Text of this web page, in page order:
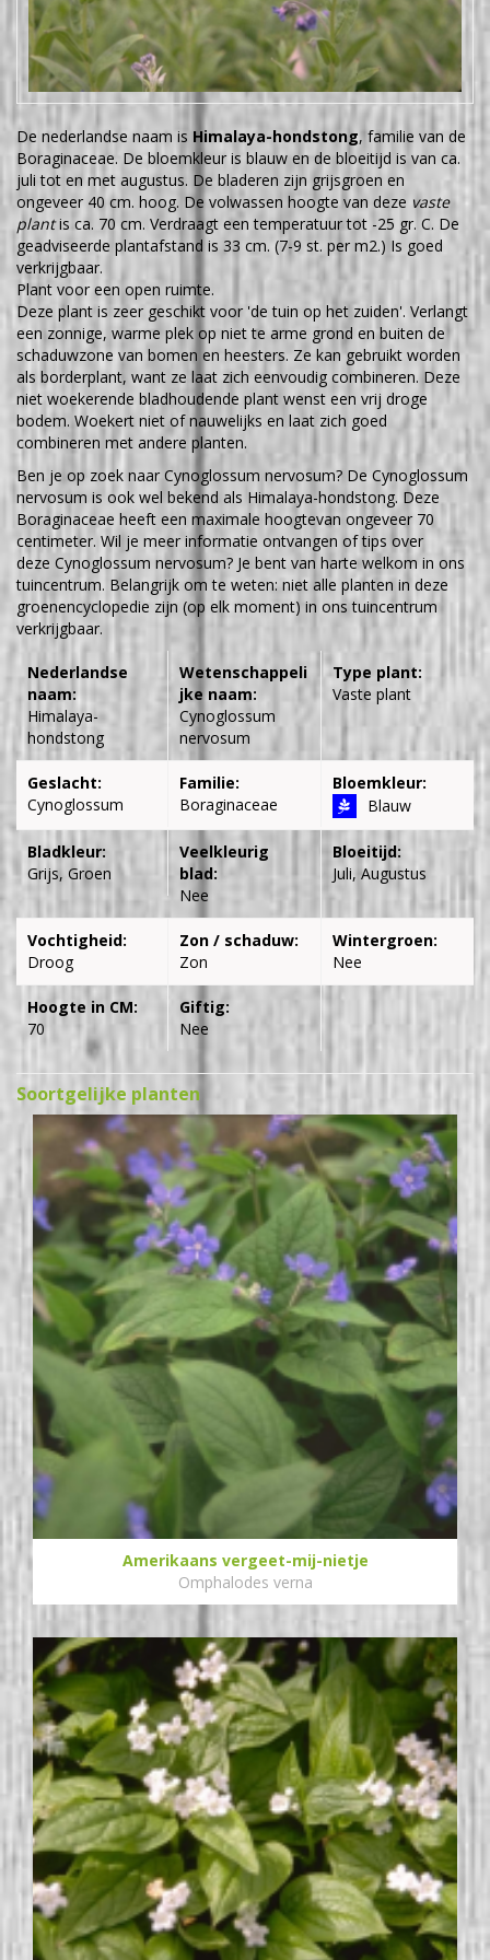
De nederlandse naam is Himalaya-hondstong, familie van de
Boraginaceae. De bloemkleur is blauw en de bloeitijd is van ca.
juli tot en met augustus. De bladeren zijn grijsgroen en
ongeveer 40 cm. hoog. De volwassen hoogte van deze vaste
plantis ca. 70 cm. Verdraagt een temperatuur tot -25 gr. C. De
geadviseerde plantafstand is 33 cm. (7-9 st. per m2.) Is goed
verkrijgbaar.
Plant voor een open ruimte.
Deze plant is zeer geschikt voor 'de tuin op het zuiden'. Verlangt
een zonnige, warme plek op niet te arme grond en buiten de
schaduwzone van bomen en heesters. Ze kan gebruikt worden
als borderplant, want ze laat zich eenvoudig combineren. Deze
niet woekerende bladhoudende plant wenst een vrij droge
bodem. Woekert niet of nauwelijks en laat zich goed
combineren met andere planten.
Ben je op zoek naar Cynoglossum nervosum? De Cynoglossum
nervosum is ook wel bekend als Himalaya-hondstong. Deze
Boraginaceae heeft een maximale hoogtevan ongeveer 70
centimeter. Wil je meer informatie ontvangen of tips over
deze Cynoglossum nervosum? Je bent van harte welkom in ons
tuincentrum. Belangrijk om te weten: niet alle planten in deze
groenencyclopedie zijn (op elk moment) in ons tuincentrum
verkrijgbaar.
Nederlandse
naam:
Himalaya-
hondstong
Wetenschappeli
jke naam:
Cynoglossum
nervosum
Type plant:
Vaste plant
Geslacht:
Cynoglossum
Familie:
Boraginaceae
Bloemkleur:
Blauw
Bladkleur:
Grijs, Groen
Veelkleurig
blad:
Nee
Bloeitijd:
Juli, Augustus
Vochtigheid:
Droog
Zon / schaduw:
Zon
Wintergroen:
Nee
Hoogte in CM:
70
Giftig:
Nee
Soortgelijke planten
Amerikaans vergeet-mij-nietje
Omphalodes verna